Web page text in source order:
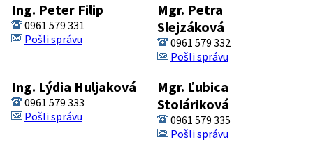
Ing. Peter Filip
0961 579 331
Pošli správu
Mgr. Petra
Slejzáková
0961 579 332
Pošli správu
Ing. Lýdia Huljaková
0961 579 333
Pošli správu
Mgr. Ľubica
Stoláriková
0961 579 335
Pošli správu